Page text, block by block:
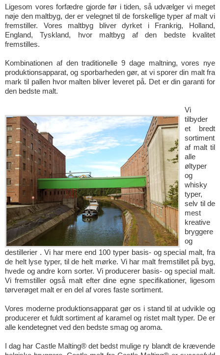
Ligesom vores forfædre gjorde før i tiden, så udvælger vi meget
nøje den maltbyg, der er velegnet til de forskellige typer af malt vi
fremstiller. Vores maltbyg bliver dyrket i Frankrig, Holland,
England, Tyskland, hvor maltbyg af den bedste kvalitet
fremstilles.
Kombinationen af den traditionelle 9 dage maltning, vores nye
produktionsapparat, og sporbarheden gør, at vi sporer din malt fra
mark til pallen hvor malten bliver leveret på. Det er din garanti for
den bedste malt.
Vi
tilbyder
et bredt
sortiment
af malt til
alle
øltyper
og
whisky
typer,
selv til de
mest
kreative
bryggere
og
destillerier . Vi har mere end 100 typer basis- og special malt, fra
de helt lyse typer, til de helt mørke. Vi har malt fremstillet på byg,
hvede og andre korn sorter. Vi producerer basis- og special malt.
Vi fremstiller også malt efter dine egne specifikationer, ligesom
tørverøget malt er en del af vores faste sortiment.
Vores moderne produktionsapparat gør os i stand til at udvikle og
producerer et fuldt sortiment af karamel og ristet malt typer. De er
alle kendetegnet ved den bedste smag og aroma.
I dag har Castle Malting® det bedst mulige ry blandt de krævende